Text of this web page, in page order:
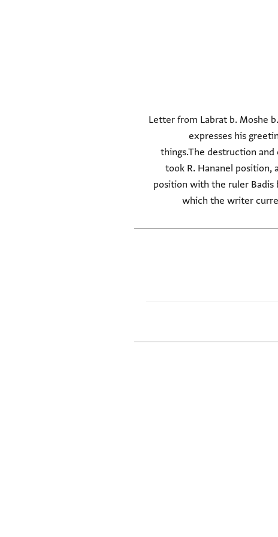
Letter from Labrat b. Moshe
expresses his
things.The destruction and
took R. Hananel position,
position with the ruler Badis
which the writer